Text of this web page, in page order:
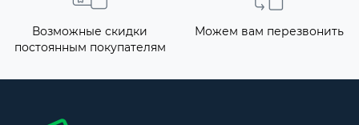
Возможные скидки
постоянным покупателям
Можем вам перезвонить